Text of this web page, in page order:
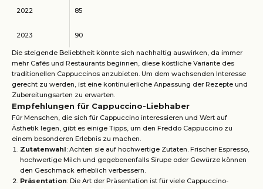
2022 85
2023 90
Die steigende Beliebtheit könnte sich nachhaltig auswirken, da immer
mehr Cafés und Restaurants beginnen, diese köstliche Variante des
traditionellen Cappuccinos anzubieten. Um dem wachsenden Interesse
gerecht zu werden, ist eine kontinuierliche Anpassung der Rezepte und
Zubereitungsarten zu erwarten.
Empfehlungen für Cappuccino-Liebhaber
Für Menschen, die sich für Cappuccino interessieren und Wert auf
Ästhetik legen, gibt es einige Tipps, um den Freddo Cappuccino zu
einem besonderen Erlebnis zu machen.
Zutatenwahl: Achten sie auf hochwertige Zutaten. Frischer Espresso,
hochwertige Milch und gegebenenfalls Sirupe oder Gewürze können
den Geschmack erheblich verbessern.
Präsentation: Die Art der Präsentation ist für viele Cappuccino-